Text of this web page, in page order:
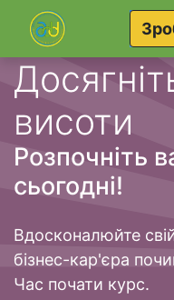
висоти
Розпочніть
сьогодні!
Вдосконалюйте
бізнес-кар'єра
Час почати курс.